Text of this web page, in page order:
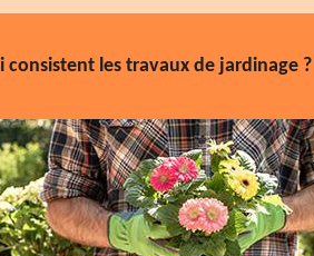
consistent les travaux de jardinage ?